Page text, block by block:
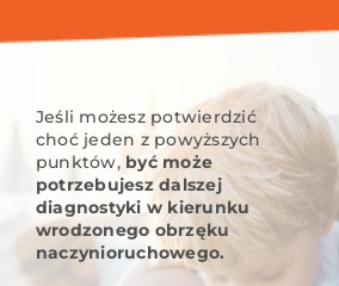
Jeśli możesz potwierdzić
choć jeden z powyższych
punktów, być może
potrzebujesz dalszej
diagnostyki w kierunku
wrodzonego obrzęku
naczynioruchowego.